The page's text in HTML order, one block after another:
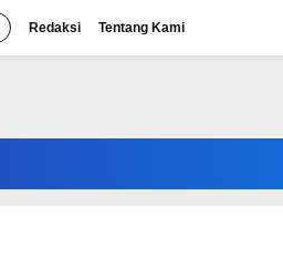
Redaksi Tentang Kami